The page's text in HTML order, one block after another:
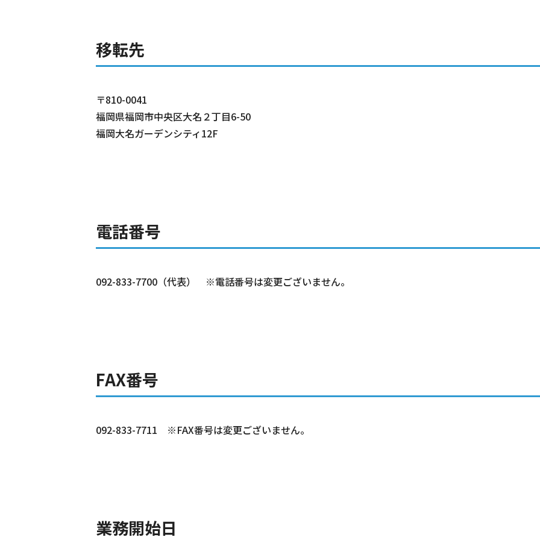
移転先
〒810-0041
福岡県福岡市中央区大名２丁目6-50
福岡大名ガーデンシティ12F
電話番号
092-833-7700（代表） ※電話番号は変更ございません。
FAX番号
092-833-7711 ※FAX番号は変更ございません。
業務開始日